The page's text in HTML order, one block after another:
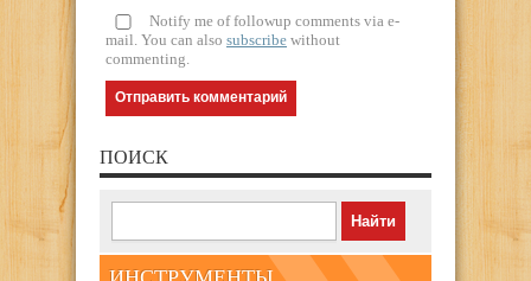
Notify me of followup comments via e-
mail. You can also subscribe without
commenting.
ПОИСК